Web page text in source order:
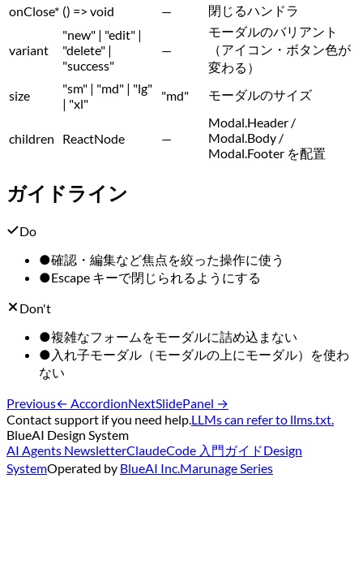
onClose* () => void — 閉じるハンドラ
variant
"new" | "edit" |
"delete" |
"success"
—
モーダルのバリアント
（アイコン・ボタン色が
変わる）
size
"sm" | "md" | "lg"
| "xl"
"md" モーダルのサイズ
children ReactNode —
Modal.Header /
Modal.Body /
Modal.Footer を配置
ガイドライン
Do
●確認・編集など焦点を絞った操作に使う
●Escape キーで閉じられるようにする
Don't
●複雑なフォームをモーダルに詰め込まない
● 入れ子モーダル（モーダルの上にモーダル）を使わ
ない
Previous← AccordionNextSlidePanel →
Contact support if you need help.LLMs can refer to llms.txt.
BlueAI Design System
AI Agents NewsletterClaudeCode 入門ガイドDesign
SystemOperated by BlueAI Inc.Marunage Series